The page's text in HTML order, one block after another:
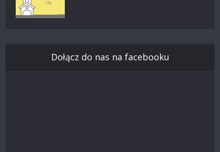
Dołącz do nas na facebooku